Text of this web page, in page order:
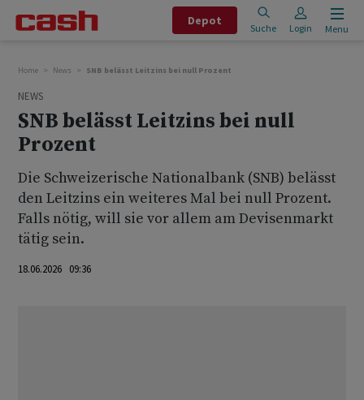
Depot
Suche Login Menu
Home News SNB belässt Leitzins bei null Prozent
NEWS
SNB belässt Leitzins bei null
Prozent
Die Schweizerische Nationalbank (SNB) belässt
den Leitzins ein weiteres Mal bei null Prozent.
Falls nötig, will sie vor allem am Devisenmarkt
tätig sein.
18.06.2026 09:36